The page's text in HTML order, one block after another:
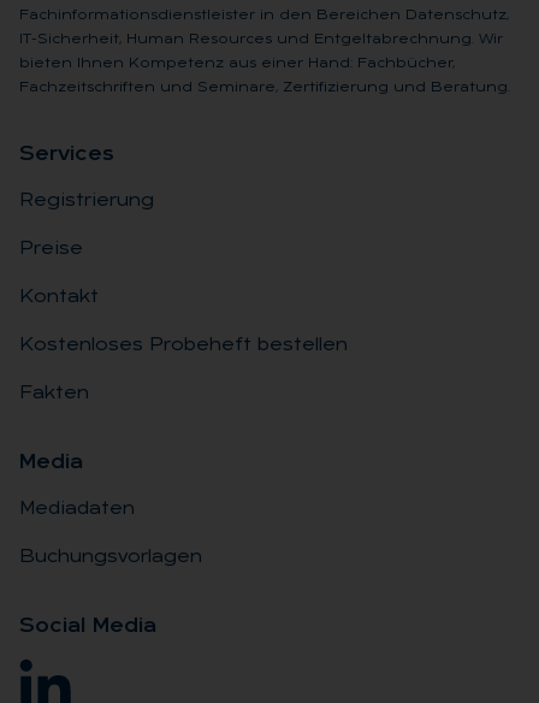
Fachinformationsdienstleister in den Bereichen Datenschutz,
IT-Sicherheit, Human Resources und Entgeltabrechnung. Wir
bieten Ihnen Kompetenz aus einer Hand: Fachbücher,
Fachzeitschriften und Seminare, Zertifizierung und Beratung.
Ser­vices
Registrierung
Preise
Kontakt
Kostenloses Probeheft bestellen
Fakten
Me­dia
Mediadaten
Buchungsvorlagen
So­ci­al Me­dia